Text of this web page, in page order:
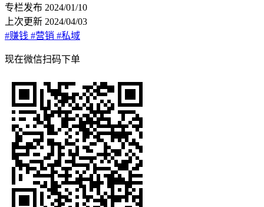
专栏发布 2024/01/10
上次更新 2024/04/03
#赚钱 #营销 #私域
现在微信扫码下单